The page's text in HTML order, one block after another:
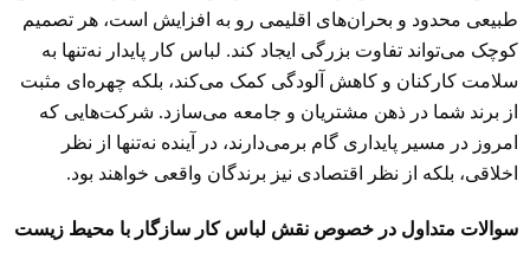
طبیعی محدود و بحران‌های اقلیمی رو به افزایش است، هر تصمیم
کوچک می‌تواند تفاوت بزرگی ایجاد کند. لباس کار پایدار نه‌تنها به
سلامت کارکنان و کاهش آلودگی کمک می‌کند، بلکه چهره‌ای مثبت
از برند شما در ذهن مشتریان و جامعه می‌سازد. شرکت‌هایی که
امروز در مسیر پایداری گام برمی‌دارند، در آینده نه‌تنها از نظر
اخلاقی، بلکه از نظر اقتصادی نیز برندگان واقعی خواهند بود.
سوالات متداول در خصوص نقش لباس کار سازگار با محیط زیست